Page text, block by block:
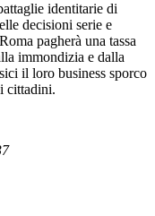
identitarie di
decisioni serie e
pagherà una tassa
immondizia e dalla
il loro business sporco
cittadini.